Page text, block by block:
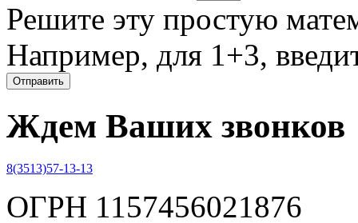
Решите эту простую
Например, для 1+3,
Ждем Ваших звонков
8(3513)57-13-13
ОГРН 1157456021876